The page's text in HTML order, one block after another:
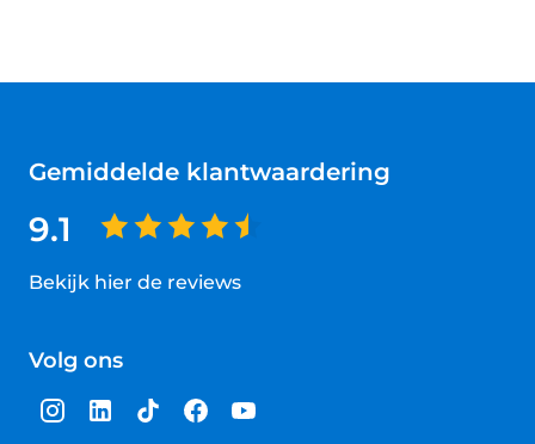
Gemiddelde klantwaardering
9.1
Bekijk hier de reviews
van
sterren
Volg ons